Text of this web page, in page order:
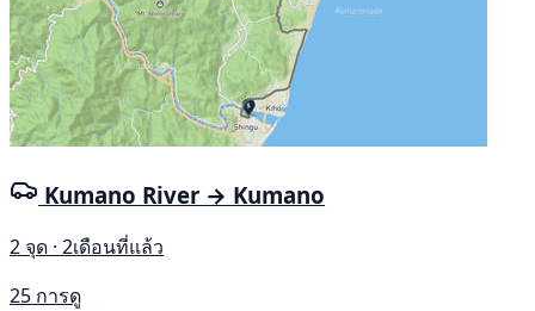
Kumano River → Kumano
2 จุด · 2เดือนที่แล้ว
25 การดู